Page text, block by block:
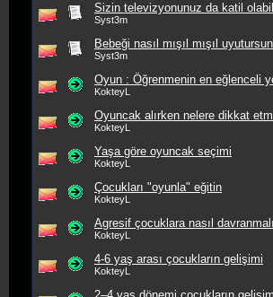
Sizin televizyonunuz da katil
Syst3m
Bebeği nasıl mışıl mışıl
Syst3m
Oyun : Öğrenmenin en eğlenceli
KokteyL
Oyuncak alırken nelere dikkat
KokteyL
Yaşa göre oyuncak seçimi
KokteyL
Çocukları "oyunla" eğitin
KokteyL
Agresif çocuklara nasıl
KokteyL
4-6 yaş arası çocukların gelişimi
KokteyL